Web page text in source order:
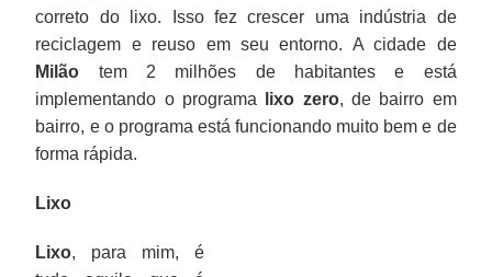
correto do lixo. Isso fez crescer uma indústria de
reciclagem e reuso em seu entorno. A cidade de
Milão tem 2 milhões de habitantes e está
implementando o programa
lixo zero, de bairro em
bairro, e o programa está funcionando muito bem e de
forma rápida.
Lixo
Lixo, para mim, é